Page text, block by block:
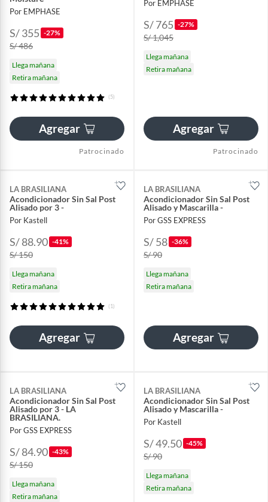
Por EMPHASE
S/ 355 -27%
S/ 486
Llega mañana
Retira mañana
(5)
Agregar
Patrocinado
Por EMPHASE
S/ 765 -27%
S/ 1,045
Llega mañana
Retira mañana
Agregar
Patrocinado
LA BRASILIANA
Acondicionador Sin Sal Post
Alisado por 3 -
Por Kastell
S/ 88.90 -41%
S/ 150
Llega mañana
Retira mañana
(1)
Agregar
LA BRASILIANA
Acondicionador Sin Sal Post
Alisado y Mascarilla -
Por GSS EXPRESS
S/ 58 -36%
S/ 90
Llega mañana
Retira mañana
Agregar
LA BRASILIANA
Acondicionador Sin Sal Post
Alisado por 3 - LA
BRASILIANA.
Por GSS EXPRESS
S/ 84.90 -43%
S/ 150
Llega mañana
Retira mañana
LA BRASILIANA
Acondicionador Sin Sal Post
Alisado y Mascarilla -
Por Kastell
S/ 49.50 -45%
S/ 90
Llega mañana
Retira mañana